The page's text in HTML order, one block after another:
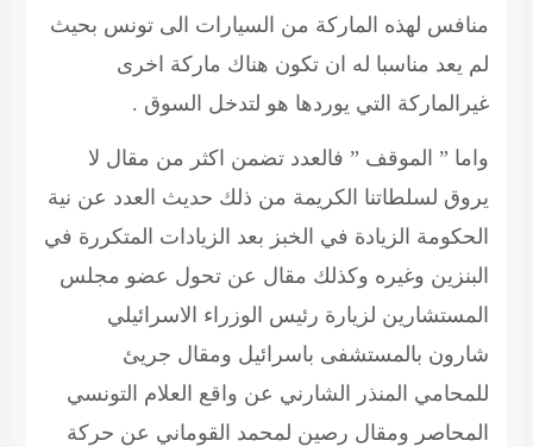
منافس لهذه الماركة من السيارات الى تونس بحيث
لم يعد مناسبا له ان تكون هناك ماركة اخرى
غيرالماركة التي يوردها هو لتدخل السوق .
واما ” الموقف ” فالعدد تضمن اكثر من مقال لا
يروق لسلطاتنا الكريمة من ذلك حديث العدد عن نية
الحكومة الزيادة في الخبز بعد الزيادات المتكررة في
البنزين وغيره وكذلك مقال عن تحول عضو مجلس
المستشارين لزيارة رئيس الوزراء الاسرائيلي
شارون بالمستشفى باسرائيل ومقال جريئ
للمحامي المنذر الشارني عن واقع العلام التونسي
المحاصر ومقال رصين لمحمد القوماني عن حركة